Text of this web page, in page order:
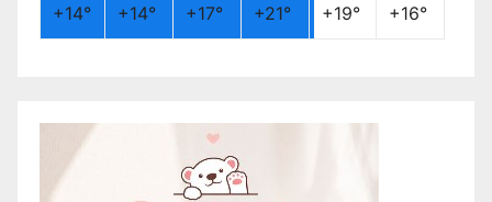
+14° +14° +17° +21° +19° +16°